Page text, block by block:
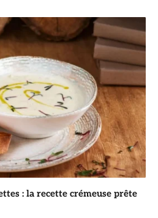
: la recette crémeuse prête